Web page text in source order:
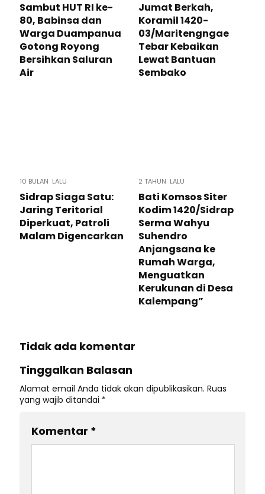
Sambut HUT RI ke-
80, Babinsa dan
Warga Duampanua
Gotong Royong
Bersihkan Saluran
Air
Jumat Berkah,
Koramil 1420-
03/Maritengngae
Tebar Kebaikan
Lewat Bantuan
Sembako
10 BULAN LALU
Sidrap Siaga Satu:
Jaring Teritorial
Diperkuat, Patroli
Malam Digencarkan
2 TAHUN LALU
Bati Komsos Siter
Kodim 1420/Sidrap
Serma Wahyu
Suhendro
Anjangsana ke
Rumah Warga,
Menguatkan
Kerukunan di Desa
Kalempang”
Tidak ada komentar
Tinggalkan Balasan
Alamat email Anda tidak akan dipublikasikan. Ruas
yang wajib ditandai *
Komentar *